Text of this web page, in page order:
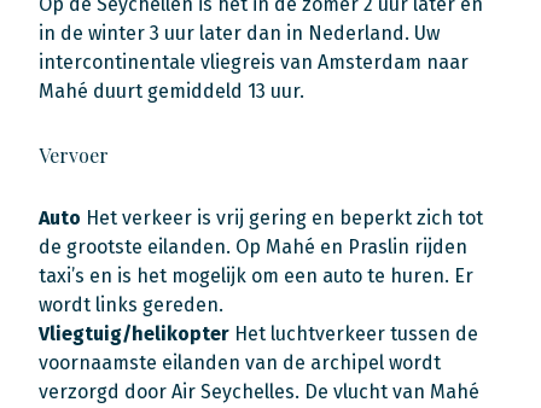
in de winter 3 uur later dan in Nederland. Uw
intercontinentale vliegreis van Amsterdam naar
Mahé duurt gemiddeld 13 uur.
Vervoer
Auto Het verkeer is vrij gering en beperkt zich tot
de grootste eilanden. Op Mahé en Praslin rijden
taxi’s en is het mogelijk om een auto te huren. Er
wordt links gereden.
Vliegtuig/helikopter Het luchtverkeer tussen de
voornaamste eilanden van de archipel wordt
verzorgd door Air Seychelles. De vlucht van Mahé